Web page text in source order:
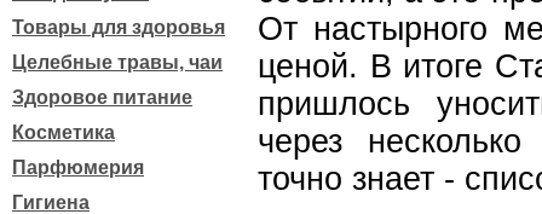
Товары для здоровья
Целебные травы, чаи
Здоровое питание
Косметика
Парфюмерия
Гигиена
От настырного
ценой. В итоге
пришлось
через
точно знает -